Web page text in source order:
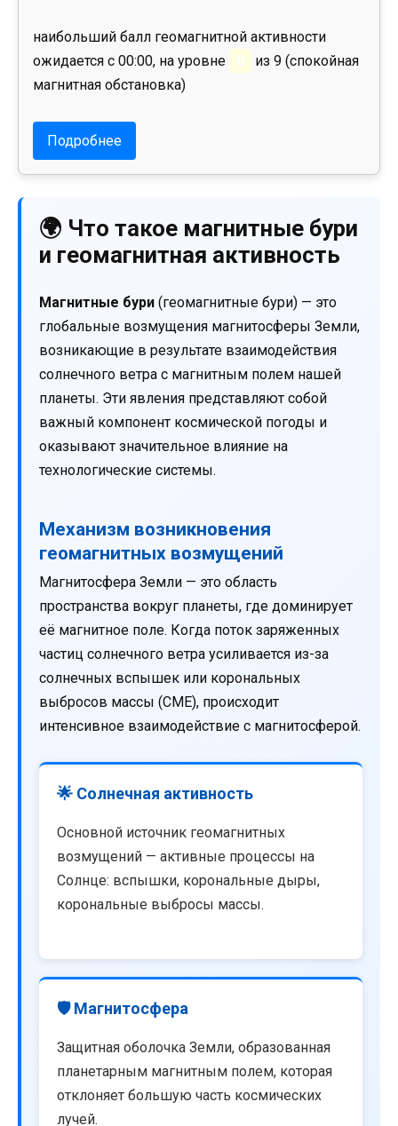
наибольший балл геомагнитной активности
ожидается с 00:00, на уровне
0
из 9 (спокойная
магнитная обстановка)
Подробнее
🌍 Что такое магнитные бури
и геомагнитная активность
Магнитные бури (геомагнитные бури) — это
глобальные возмущения магнитосферы Земли,
возникающие в результате взаимодействия
солнечного ветра с магнитным полем нашей
планеты. Эти явления представляют собой
важный компонент космической погоды и
оказывают значительное влияние на
технологические системы.
Механизм возникновения
геомагнитных возмущений
Магнитосфера Земли — это область
пространства вокруг планеты, где доминирует
её магнитное поле. Когда поток заряженных
частиц солнечного ветра усиливается из-за
солнечных вспышек или корональных
выбросов массы (CME), происходит
интенсивное взаимодействие с магнитосферой.
🌟 Солнечная активность
Основной источник геомагнитных
возмущений — активные процессы на
Солнце: вспышки, корональные дыры,
корональные выбросы массы.
🛡️ Магнитосфера
Защитная оболочка Земли, образованная
планетарным магнитным полем, которая
отклоняет большую часть космических
лучей.